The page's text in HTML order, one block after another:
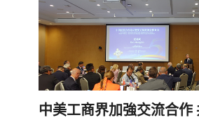
中美工商界加強交流合作